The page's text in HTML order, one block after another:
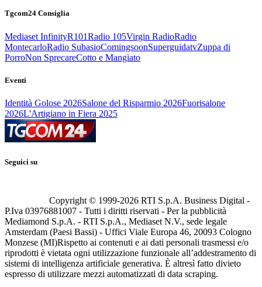
Tgcom24 Consiglia
Mediaset InfinityR101Radio 105Virgin RadioRadio
MontecarloRadio SubasioComingsoonSuperguidatvZuppa di
PorroNon SprecareCotto e Mangiato
Eventi
Identità Golose 2026Salone del Risparmio 2026Fuorisalone
2026L'Artigiano in Fiera 2025
Seguici su
Copyright © 1999-2026 RTI S.p.A. Business Digital -
P.Iva 03976881007 - Tutti i diritti riservati - Per la pubblicità
Mediamond S.p.A. - RTI S.p.A., Mediaset N.V., sede legale
Amsterdam (Paesi Bassi) - Uffici Viale Europa 46, 20093 Cologno
Monzese (MI)Rispetto ai contenuti e ai dati personali trasmessi e/o
riprodotti è vietata ogni utilizzazione funzionale all’addestramento di
sistemi di intelligenza artificiale generativa. È altresì fatto divieto
espresso di utilizzare mezzi automatizzati di data scraping.